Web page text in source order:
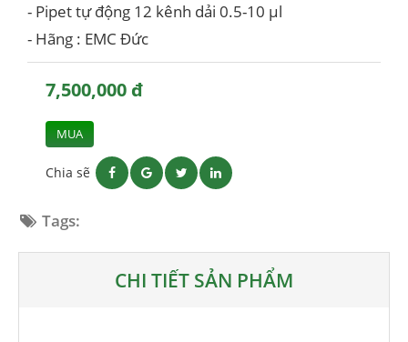
- Pipet tự động 12 kênh dải 0.5-10 μl
- Hãng : EMC Đức
7,500,000 đ
MUA
Chia sẽ
Tags:
CHI TIẾT SẢN PHẨM